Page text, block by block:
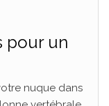
pour un
nuque dans